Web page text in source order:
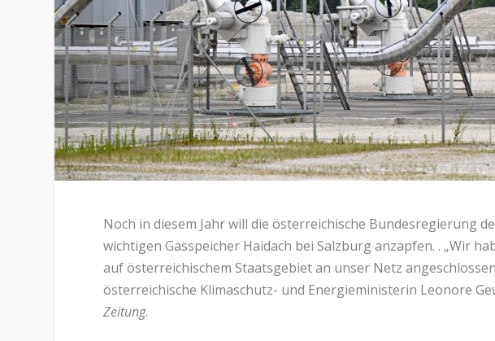
Noch in diesem Jahr will die österreichische Bundesregierung
wichtigen Gasspeicher Haidach bei Salzburg anzapfen. . „Wir
auf österreichischem Staatsgebiet an unser Netz
österreichische Klimaschutz- und Energieministerin Leonore
Zeitung.